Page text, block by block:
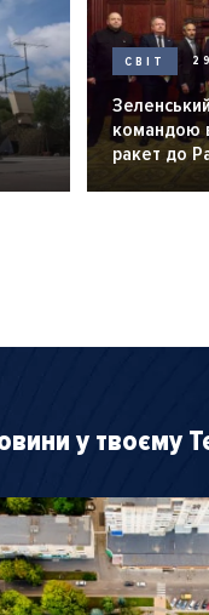
СВІТ
командою
ракет до
у твоєму